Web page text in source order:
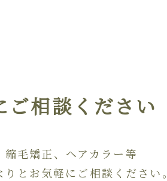
ご相談ください
縮毛矯正、ヘアカラー等
とお気軽にご相談ください。